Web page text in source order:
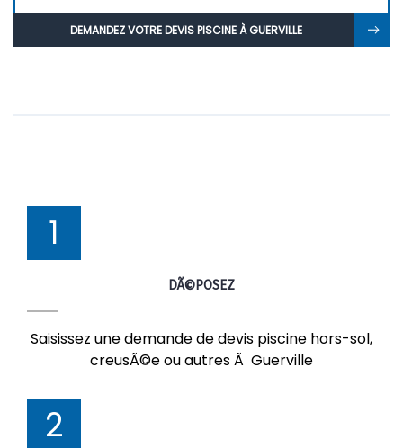
DEMANDEZ VOTRE DEVIS PISCINE À GUERVILLE
1
DÃ©POSEZ
Saisissez une demande de devis piscine hors-sol,
creusÃ©e ou autres Ã Guerville
2